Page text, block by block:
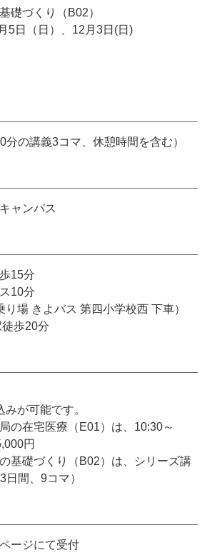
礎づくり（B02）
5日（日）、12月3日(日)
の講義3コマ、休憩時間を含む）
ャンパス
15分
10分
場 きよバス 第四小学校西 下車）
歩20分
が可能です。
の在宅医療（E01）は、10:30～
円
基礎づくり（B02）は、シリーズ講
日間、9コマ）
ージにて受付